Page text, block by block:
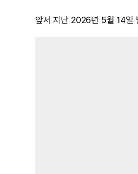
앞서 지난 2026년 5월 14일